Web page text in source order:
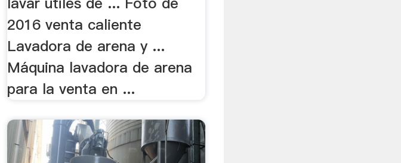
2016 venta caliente
Lavadora de arena y ...
Máquina lavadora de arena
para la venta en ...